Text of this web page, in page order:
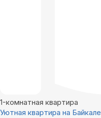
1-комнатная квартира
Уютная квартира на Байкале